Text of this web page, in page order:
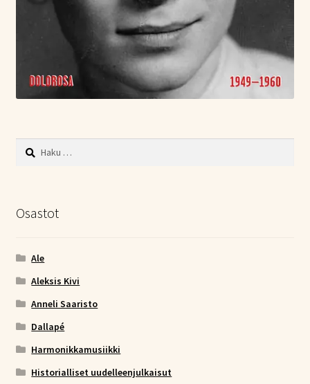
Haku:
Osastot
Ale
Aleksis Kivi
Anneli Saaristo
Dallapé
Harmonikkamusiikki
Historialliset uudelleenjulkaisut